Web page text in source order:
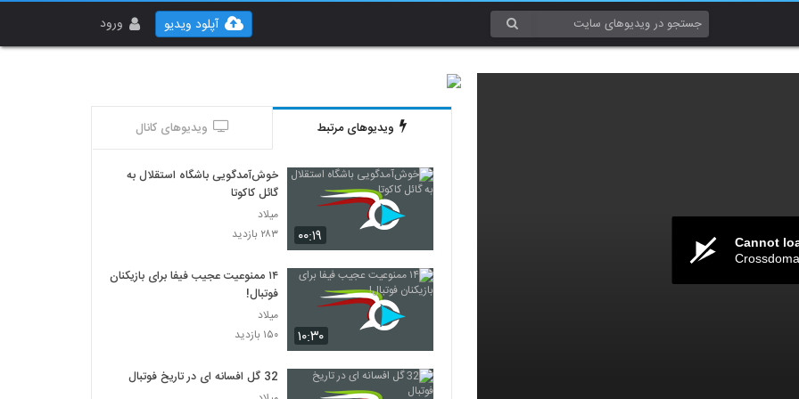
ورود آپلود ویدیو
Cannot
ویدیوهای مرتبط ویدیوهای کانال
۰۰:۱۹
خوش‌آمدگویی باشگاه استقلال به
گائل کاکوتا
میلاد
۲۸۳ بازدید
۱۰:۳۰
۱۴ ممنوعیت عجیب فیفا برای بازیکنان
فوتبال!
میلاد
۱۵۰ بازدید
32 گل افسانه ای در تاریخ فوتبال